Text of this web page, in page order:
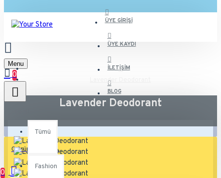
ÜYE GIRIŞI
ÜYE KAYDI
İLETIŞIM
BLOG
Menu
0
Tümü
Fashion
0 ürün - 0,00TL
0
Lavender Deodorant
Lavender Deodorant